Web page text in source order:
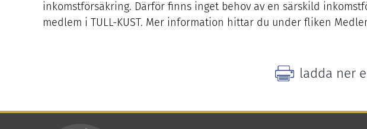
inkomstförsäkring. Därför finns inget behov av en särskild
medlem i TULL-KUST. Mer information hittar du under fliken
ladda ner